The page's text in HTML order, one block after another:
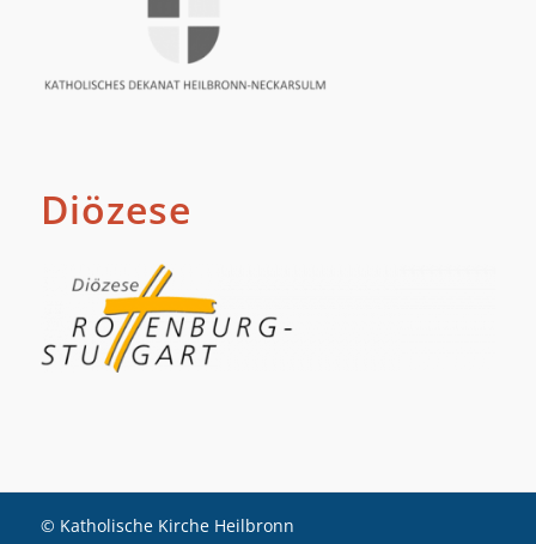
Diözese
© Katholische Kirche Heilbronn